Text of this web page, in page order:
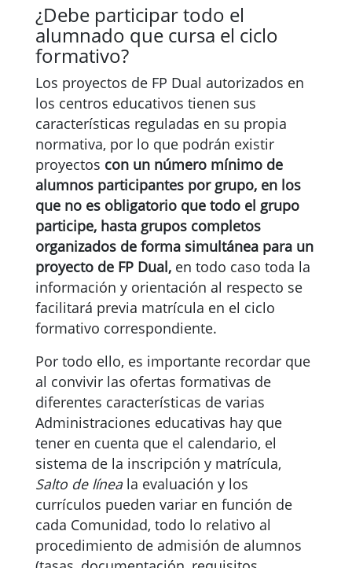
¿Debe participar todo el
alumnado que cursa el ciclo
formativo?
Los proyectos de FP Dual autorizados en
los centros educativos tienen sus
características reguladas en su propia
normativa, por lo que podrán existir
proyectos con un número mínimo de
alumnos participantes por grupo, en los
que no es obligatorio que todo el grupo
participe, hasta grupos completos
organizados de forma simultánea para un
proyecto de FP Dual, en todo caso toda la
información y orientación al respecto se
facilitará previa matrícula en el ciclo
formativo correspondiente.
Por todo ello, es importante recordar que
al convivir las ofertas formativas de
diferentes características de varias
Administraciones educativas hay que
tener en cuenta que el calendario, el
sistema de la inscripción y matrícula,
Salto de línea la evaluación y los
currículos pueden variar en función de
cada Comunidad, todo lo relativo al
procedimiento de admisión de alumnos